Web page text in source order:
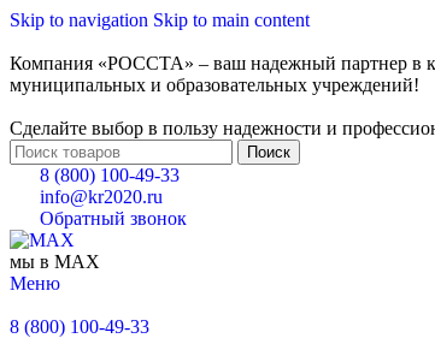
Skip to navigation Skip to main content
Компания «РОССТА» – ваш надежный партнер в
муниципальных и образовательных учреждений!
Сделайте выбор в пользу надежности и
Поиск
8 (800) 100-49-33
info@kr2020.ru
Обратный звонок
мы в MAX
Меню
8 (800) 100-49-33